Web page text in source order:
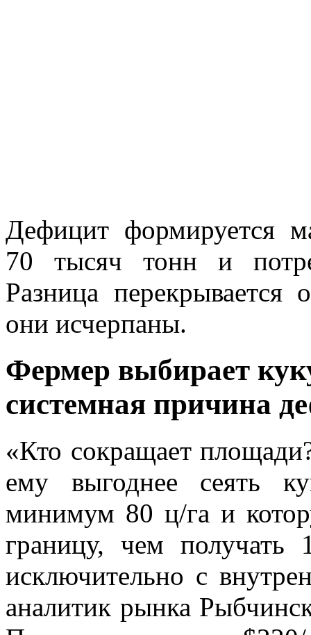
Дефицит формируется
70 тысяч тонн и
Разница
они исчерпаны.
Фермер выбирает
системная причина
«Кто сокращает
ему выгоднее сеять
минимум 80 ц/га и
границу, чем получать
исключительно с
аналитик рынка